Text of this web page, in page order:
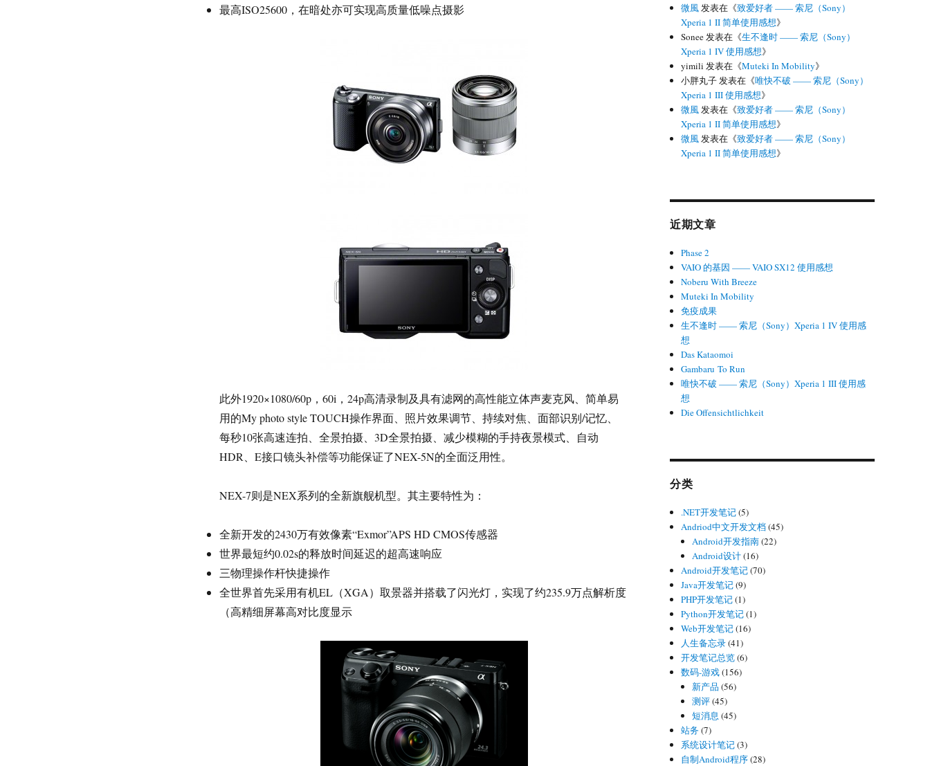
最高ISO25600，在暗处亦可实现高质量低噪点摄影
此外1920×1080/60p，60i，24p高清录制及具有滤网的高性能立体声麦克风、简单易
用的My photo style TOUCH操作界面、照片效果调节、持续对焦、面部识别/记忆、
每秒10张高速连拍、全景拍摄、3D全景拍摄、减少模糊的手持夜景模式、自动
HDR、E接口镜头补偿等功能保证了NEX-5N的全面泛用性。
NEX-7则是NEX系列的全新旗舰机型。其主要特性为：
全新开发的2430万有效像素“Exmor”APS HD CMOS传感器
世界最短约0.02s的释放时间延迟的超高速响应
三物理操作杆快捷操作
全世界首先采用有机EL（XGA）取景器并搭载了闪光灯，实现了约235.9万点解析度
（高精细屏幕高对比度显示
微風发表在《致爱好者 —— 索尼（Sony）
Xperia 1 II 简单使用感想》
Sonee发表在《生不逢时 —— 索尼（Sony）
Xperia 1 IV 使用感想》
yimili 发表在《Muteki In Mobility》
小胖丸子发表在《唯快不破 —— 索尼（Sony）
Xperia 1 III 使用感想》
微風发表在《致爱好者 —— 索尼（Sony）
Xperia 1 II 简单使用感想》
微風发表在《致爱好者 —— 索尼（Sony）
Xperia 1 II 简单使用感想》
近期文章
Phase 2
VAIO 的基因 —— VAIO SX12 使用感想
Noberu With Breeze
Muteki In Mobility
免疫成果
生不逢时 —— 索尼（Sony）Xperia 1 IV 使用感
想
Das Kataomoi
Gambaru To Run
唯快不破 —— 索尼（Sony）Xperia 1 III 使用感
想
Die Offensichtlichkeit
分类
.NET开发笔记(5)
Andriod中文开发文档 (45)
Android开发指南(22)
Android设计(16)
Android开发笔记(70)
Java开发笔记(9)
PHP开发笔记(1)
Python开发笔记(1)
Web开发笔记(16)
人生备忘录(41)
开发笔记总览(6)
数码-游戏(156)
新产品 (56)
测评(45)
短消息 (45)
站务(7)
系统设计笔记(3)
自制Android程序(28)